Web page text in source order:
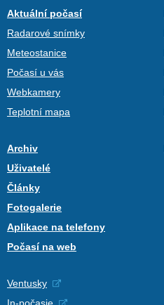
Aktuální počasí
Radarové snímky
Meteostanice
Počasí u vás
Webkamery
Teplotní mapa
Archiv
Uživatelé
Články
Fotogalerie
Aplikace na telefony
Počasí na web
Ventusky